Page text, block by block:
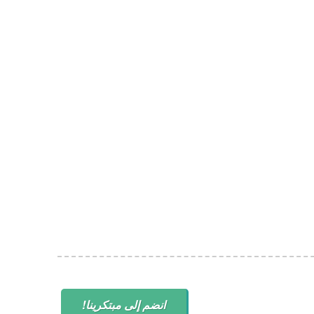
انضم إلى مبتكرينا!